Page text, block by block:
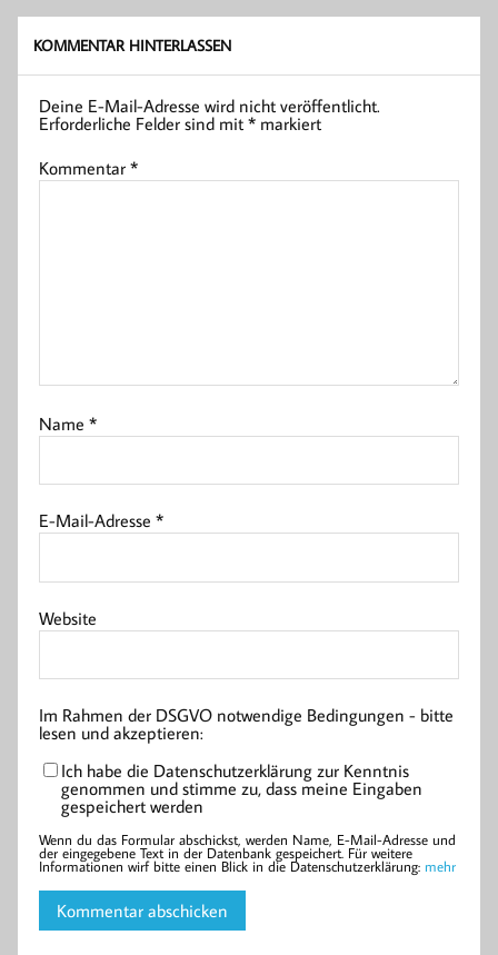
KOMMENTAR HINTERLASSEN
Deine E-Mail-Adresse wird nicht veröffentlicht.
Erforderliche Felder sind mit* markiert
Kommentar*
Name*
E-Mail-Adresse*
Website
Im Rahmen der DSGVO notwendige Bedingungen - bitte
lesen und akzeptieren:
Ich habe die Datenschutzerklärung zur Kenntnis
genommen und stimme zu, dass meine Eingaben
gespeichert werden
Wenn du das Formular abschickst, werden Name, E-Mail-Adresse und
der eingegebene Text in der Datenbank gespeichert. Für weitere
Informationen wirf bitte einen Blick in die Datenschutzerklärung: mehr